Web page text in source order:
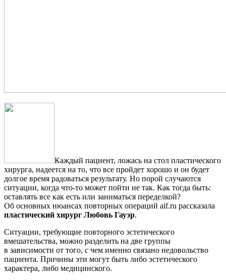
Каждый пациент, ложась на стол пластического
хирурга, надеется на то, что все пройдет хорошо и он будет
долгое время радоваться результату. Но порой случаются
ситуации, когда что-то может пойти не так. Как тогда быть:
оставлять все как есть или заниматься переделкой?
Об основных нюансах повторных операций aif.ru рассказала
пластический хирург Любовь Гауэр.
Ситуации, требующие повторного эстетического
вмешательства, можно разделить на две группы
в зависимости от того, с чем именно связано недовольство
пациента. Причины эти могут быть либо эстетического
характера, либо медицинского.